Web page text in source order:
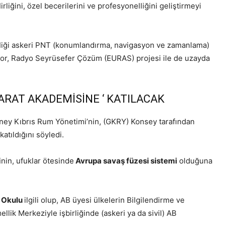
özel becerilerini ve profesyonelliğini geliştirmeyi
askeri PNT (konumlandırma, navigasyon ve zamanlama)
Radyo Seyrüsefer Çözüm (EURAS) projesi ile de uzayda
AKADEMİSİNE ‘ KATILACAK
Kıbrıs Rum Yönetimi’nin, (GKRY) Konsey tarafından
söyledi.
ufuklar ötesinde Avrupa savaş füzesi sistemi olduğuna
ilgili olup, AB üyesi ülkelerin Bilgilendirme ve
Merkeziyle işbirliğinde (askeri ya da sivil) AB